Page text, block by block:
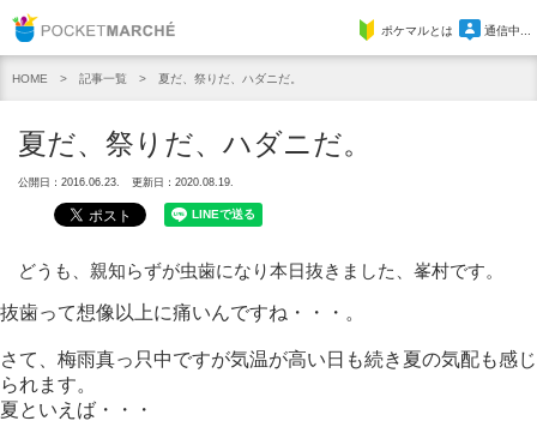
Pocket Marcheポケマルとは 通信中...
HOME 記事一覧 夏だ、祭りだ、ハダニだ。
夏だ、祭りだ、ハダニだ。
公開日：2016.06.23. 更新日：2020.08.19.
どうも、親知らずが虫歯になり本日抜きました、峯村です。
抜歯って想像以上に痛いんですね・・・。
さて、梅雨真っ只中ですが気温が高い日も続き夏の気配も感じ
られます。
夏といえば・・・